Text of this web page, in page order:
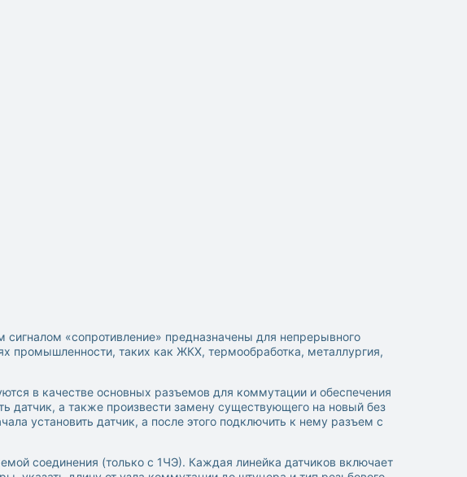
«сопротивление» предназначены для непрерывного
промышленности, таких как ЖКХ, термообработка, металлургия,
в качестве основных разъемов для коммутации и обеспечения
датчик, а также произвести замену существующего на новый без
установить датчик, а после этого подключить к нему разъем с
соединения (только с 1ЧЭ). Каждая линейка датчиков включает